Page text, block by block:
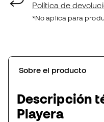
Política de
*No aplica para
Sobre el producto
Descripción
Playera